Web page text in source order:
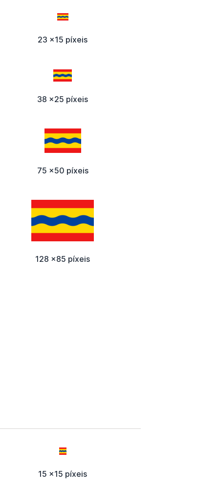
23 x15 píxeis
38 x25 píxeis
75 x50 píxeis
128 x85 píxeis
15 x15 píxeis